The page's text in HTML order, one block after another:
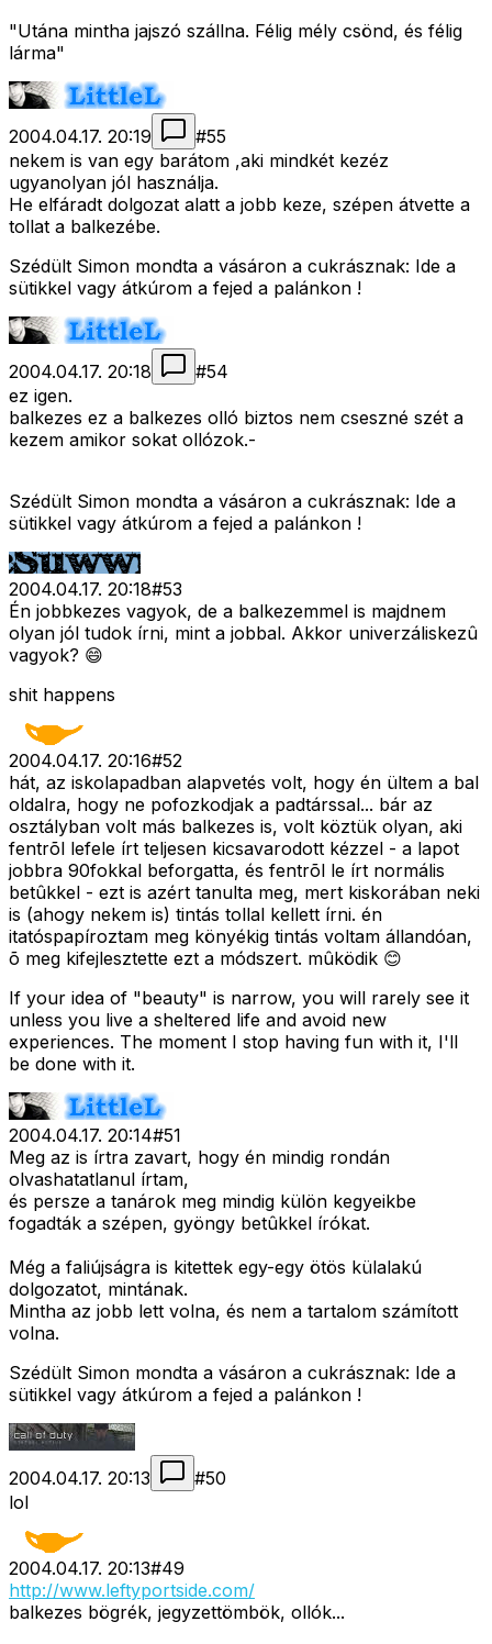
"Utána mintha jajszó szállna. Félig mély csönd, és félig
lárma"
2004.04.17. 20:19 #55
nekem is van egy barátom ,aki mindkét kezéz
ugyanolyan jól használja.
He elfáradt dolgozat alatt a jobb keze, szépen átvette a
tollat a balkezébe.
Szédült Simon mondta a vásáron a cukrásznak: Ide a
sütikkel vagy átkúrom a fejed a palánkon !
2004.04.17. 20:18 #54
ez igen.
balkezes ez a balkezes olló biztos nem cseszné szét a
kezem amikor sokat ollózok.-
Szédült Simon mondta a vásáron a cukrásznak: Ide a
sütikkel vagy átkúrom a fejed a palánkon !
2004.04.17. 20:18#53
Én jobbkezes vagyok, de a balkezemmel is majdnem
olyan jól tudok írni, mint a jobbal. Akkor univerzáliskezû
vagyok? 😄
shit happens
2004.04.17. 20:16#52
hát, az iskolapadban alapvetés volt, hogy én ültem a bal
oldalra, hogy ne pofozkodjak a padtárssal... bár az
osztályban volt más balkezes is, volt köztük olyan, aki
fentrõl lefele írt teljesen kicsavarodott kézzel - a lapot
jobbra 90fokkal beforgatta, és fentrõl le írt normális
betûkkel - ezt is azért tanulta meg, mert kiskorában neki
is (ahogy nekem is) tintás tollal kellett írni. én
itatóspapíroztam meg könyékig tintás voltam állandóan,
õ meg kifejlesztette ezt a módszert. mûködik 😊
If your idea of "beauty" is narrow, you will rarely see it
unless you live a sheltered life and avoid new
experiences. The moment I stop having fun with it, I'll
be done with it.
2004.04.17. 20:14#51
Meg az is írtra zavart, hogy én mindig rondán
olvashatatlanul írtam,
és persze a tanárok meg mindig külön kegyeikbe
fogadták a szépen, gyöngy betûkkel írókat.
Még a faliújságra is kitettek egy-egy ötös külalakú
dolgozatot, mintának.
Mintha az jobb lett volna, és nem a tartalom számított
volna.
Szédült Simon mondta a vásáron a cukrásznak: Ide a
sütikkel vagy átkúrom a fejed a palánkon !
2004.04.17. 20:13 #50
lol
2004.04.17. 20:13#49
http://www.leftyportside.com/
balkezes bögrék, jegyzettömbök, ollók...